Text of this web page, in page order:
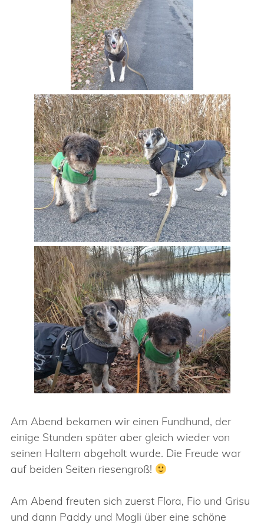
Am Abend bekamen wir einen Fundhund, der
einige Stunden später aber gleich wieder von
seinen Haltern abgeholt wurde. Die Freude war
auf beiden Seiten riesengroß!
Am Abend freuten sich zuerst Flora, Fio und Grisu
und dann Paddy und Mogli über eine schöne